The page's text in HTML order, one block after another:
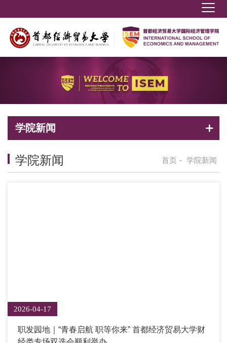
学院新闻
首页 - 学院新闻
学院新闻
2026-04-17
职发园地｜“青春启航 职等你来” 首都经济贸易大学财